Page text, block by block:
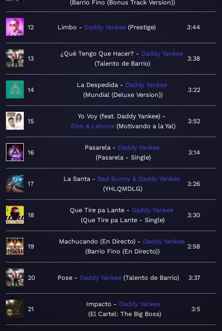
Barrio Fino (Bonus Track Version)
12 Limbo Daddy Yankee Prestige 3:44
13
¿Qué Tengo Que Hacer?
Daddy Yankee
Talento de Barrio
3:38
14
La Despedida
Daddy Yankee
Mundial (Deluxe Version)
3:22
15
Yo Voy (feat. Daddy Yankee)
Zion & Lennox Motivando a la Yal
3:52
16
Pasarela
Daddy Yankee
Pasarela - Single
3:14
17
La Santa
Bad Bunny & Daddy Yankee
YHLQMDLG
3:26
18
Que Tire pa Lante
Daddy Yankee
Que Tire pa Lante - Single
3:30
19
Machucando (En Directo)
Daddy Yankee
Barrio Fino (En Directo)
2:58
20 Pose Daddy Yankee Talento de Barrio 3:37
21
Impacto
Daddy Yankee
El Cartel: The Big Boss
3:5